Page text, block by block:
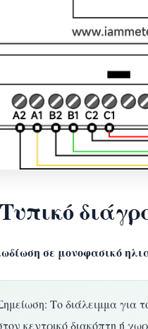
σε μονοφασικό
Το διάλειμμα για
κεντρικό διακόπτη ή